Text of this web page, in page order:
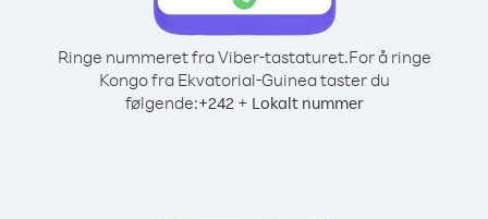
Ringe nummeret fra Viber-tastaturet.For å ringe
Kongo fra Ekvatorial-Guinea taster du
følgende:+242+ Lokalt nummer